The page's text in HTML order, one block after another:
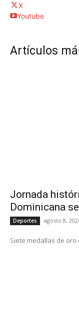
X
Youtube
Artículos
Jornada
Dominicana
Deportes agosto 8,
Siete medallas de